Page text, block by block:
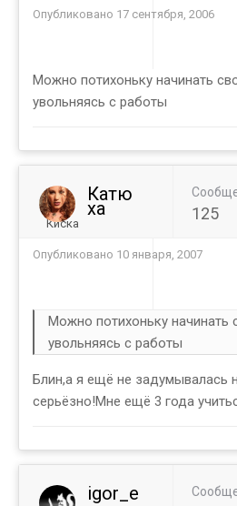
Опубликовано 17 сентября, 2006
Можно потихоньку начинать
увольняясь с работы
Катю
ха
Киска
125
Опубликовано 10 января, 2007
Можно потихоньку начинать
увольняясь с работы
Блин,а я ещё не задумывалась
серьёзно!Мне ещё 3 года
igor_e